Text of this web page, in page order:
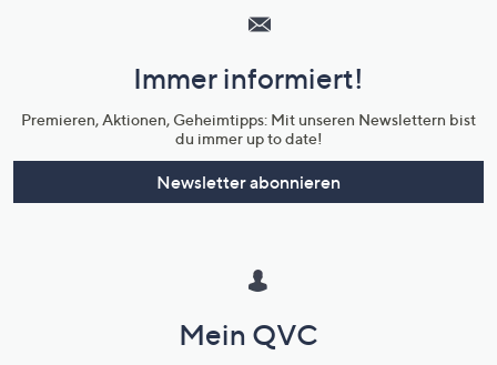
Unternehmensinformationen
Immer informiert!
Premieren, Aktionen, Geheimtipps: Mit unseren Newslettern bist
du immer up to date!
Newsletter abonnieren
Mein QVC